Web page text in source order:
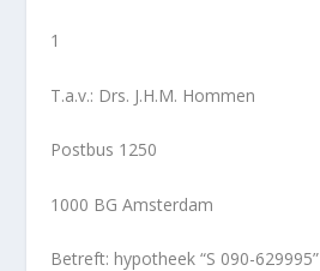
1
T.a.v.: Drs. J.H.M. Hommen
Postbus 1250
1000 BG Amsterdam
Betreft: hypotheek “S 090-629995”